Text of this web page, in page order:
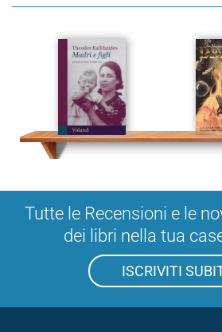
Tutte le Recensioni e le
dei libri nella tua
ISCRIVITI